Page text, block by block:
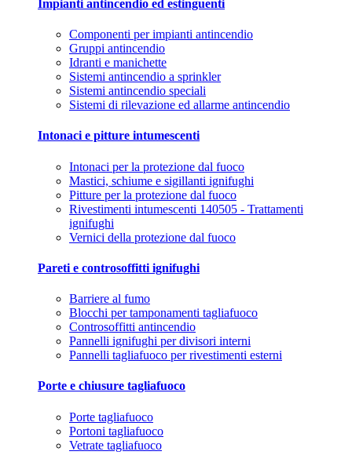
Impianti antincendio ed estinguenti
Componenti per impianti antincendio
Gruppi antincendio
Idranti e manichette
Sistemi antincendio a sprinkler
Sistemi antincendio speciali
Sistemi di rilevazione ed allarme antincendio
Intonaci e pitture intumescenti
Intonaci per la protezione dal fuoco
Mastici, schiume e sigillanti ignifughi
Pitture per la protezione dal fuoco
Rivestimenti intumescenti 140505 - Trattamenti
ignifughi
Vernici della protezione dal fuoco
Pareti e controsoffitti ignifughi
Barriere al fumo
Blocchi per tamponamenti tagliafuoco
Controsoffitti antincendio
Pannelli ignifughi per divisori interni
Pannelli tagliafuoco per rivestimenti esterni
Porte e chiusure tagliafuoco
Porte tagliafuoco
Portoni tagliafuoco
Vetrate tagliafuoco